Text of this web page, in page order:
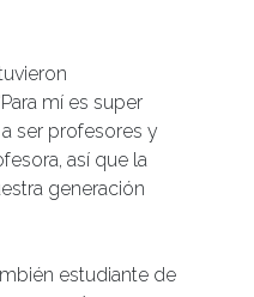
mí es super
ser profesores y
así que la
generación
estudiante de